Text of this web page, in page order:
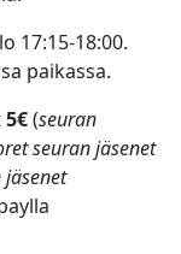
17:15-18:00.
paikassa.
5€(seuran
seuran jäsenet